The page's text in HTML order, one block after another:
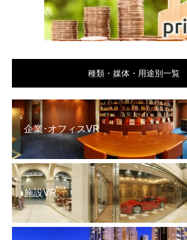
料金表
種類・媒体・用途別一覧
企業･オフィスVR
施設VR